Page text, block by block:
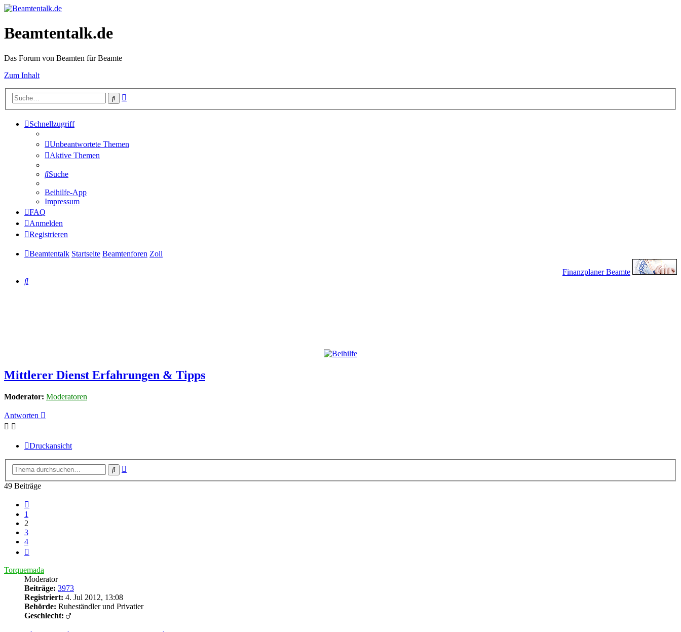
Beamtentalk.de
Das Forum von Beamten für Beamte
Zum Inhalt
Suche
Schnellzugriff
Unbeantwortete Themen
Aktive Themen
Suche
Beihilfe-App
Impressum
FAQ
Anmelden
Registrieren
Beamtentalk Startseite Beamtenforen Zoll
Finanzplaner Beamte
Suche
Mittlerer Dienst Erfahrungen & Tipps
Moderator: Moderatoren
Antworten
Druckansicht
Suche
49 Beiträge
1
2
3
4
Torquemada
Moderator
Beiträge: 3973
Registriert: 4. Jul 2012, 13:08
Behörde: Ruheständler und Privatier
Geschlecht: